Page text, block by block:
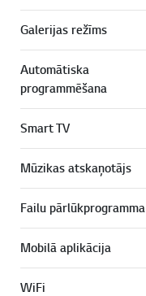
Galerijas režīms
Automātiska
programmēšana
Smart TV
Mūzikas atskaņotājs
Failu pārlūkprogramma
Mobilā aplikācija
WiFi